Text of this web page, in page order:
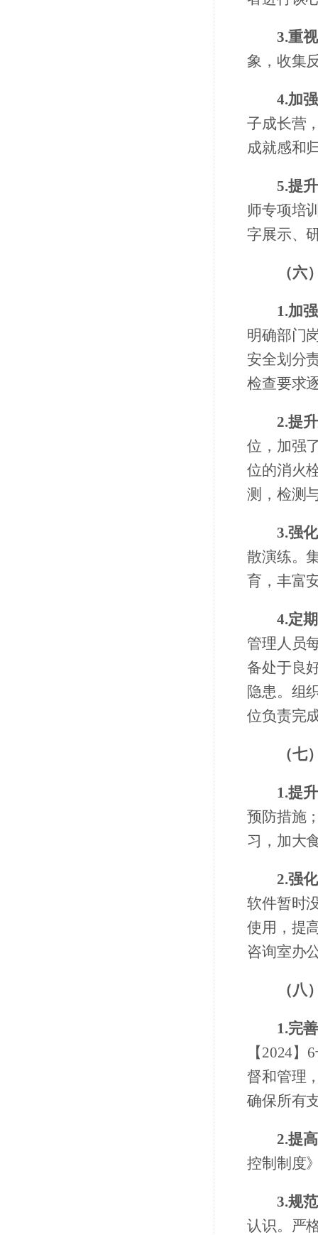
3.重
象，收集
4.加
子成长营
成就感和
5.提
师专项培
字展示、
（六
1.加
明确部门
安全划分
检查要求
2.提
位，加强
位的消火
测，检测
3.强
散演练。
育，丰富
4.定
管理人员
备处于良
隐患。组
位负责完
（七
1.提
预防措施
习，加大
2.强
软件暂时
使用，提
咨询室办
（八
1.完
【2024】
督和管理
确保所有
2.提
控制制度
3.规
认识。严